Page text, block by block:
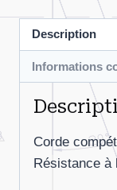
Ø12x40m
Description
Informations
Corde
Résistance à